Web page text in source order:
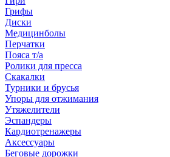
Грифы
Диски
Медицинболы
Перчатки
Пояса т/а
Ролики для пресса
Скакалки
Турники и брусья
Упоры для отжимания
Утяжелители
Эспандеры
Кардиотренажеры
Аксессуары
Беговые дорожки